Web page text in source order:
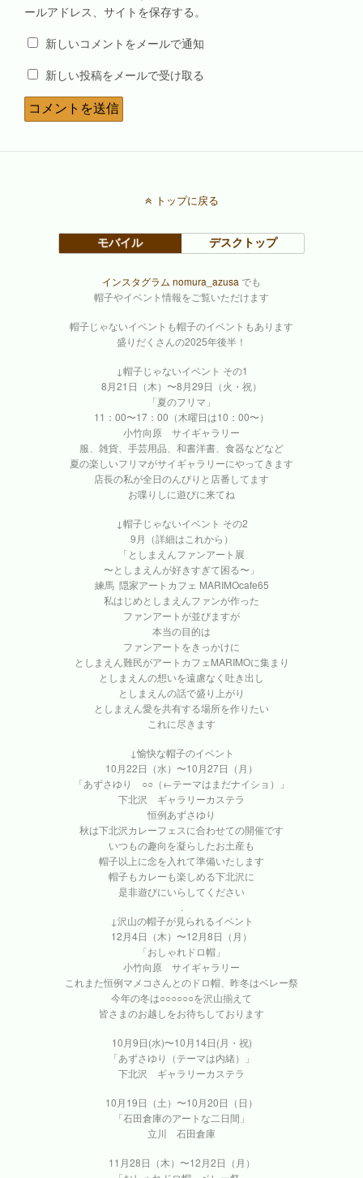
ールアドレス、サイトを保存する。
新しいコメントをメールで通知
新しい投稿をメールで受け取る
トップに戻る
モバイル デスクトップ
インスタグラム nomura_azusa でも
帽子やイベント情報をご覧いただけます
帽子じゃないイベントも帽子のイベントもあります
盛りだくさんの2025年後半！
↓帽子じゃないイベント その1
8月21日（木）〜8月29日（火・祝）
「夏のフリマ」
11：00〜17：00（木曜日は10：00〜）
小竹向原 サイギャラリー
服、雑貨、手芸用品、和書洋書、食器などなど
夏の楽しいフリマがサイギャラリーにやってきます
店長の私が全日のんびりと店番してます
お喋りしに遊びに来てね
↓帽子じゃないイベント その2
9月（詳細はこれから）
「としまえんファンアート展
〜としまえんが好きすぎて困る〜」
練馬 隠家アートカフェ MARIMOcafe65
私はじめとしまえんファンが作った
ファンアートが並びますが
本当の目的は
ファンアートをきっかけに
としまえん難民がアートカフェMARIMOに集まり
としまえんの想いを遠慮なく吐き出し
としまえんの話で盛り上がり
としまえん愛を共有する場所を作りたい
これに尽きます
↓愉快な帽子のイベント
10月22日（水）〜10月27日（月）
「あずさゆり ○○（←テーマはまだナイショ）」
下北沢 ギャラリーカステラ
恒例あずさゆり
秋は下北沢カレーフェスに合わせての開催です
いつもの趣向を凝らしたお土産も
帽子以上に念を入れて準備いたします
帽子もカレーも楽しめる下北沢に
是非遊びにいらしてください
.
↓沢山の帽子が見られるイベント
12月4日（木）〜12月8日（月）
「おしゃれドロ帽」
小竹向原 サイギャラリー
これまた恒例マメコさんとのドロ帽、昨冬はベレー祭
今年の冬は○○○○○○を沢山揃えて
皆さまのお越しをお待ちしております
10月9日(水)〜10月14日(月・祝)
「あずさゆり（テーマは内緒）」
下北沢 ギャラリーカステラ
10月19日（土）〜10月20日（日）
「石田倉庫のアートな二日間」
立川 石田倉庫
11月28日（木）〜12月2日（月）